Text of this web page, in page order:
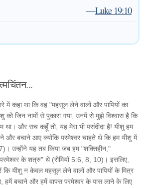
—Luke 19:10
में कहा था कि वह "महसूल लेने वालों और पापियों का
को जिन नामों से पुकारा गया, उनमें से मुझे विश्वास है कि
था। और सच कहूँ तो, यह मेरा भी पसंदीदा है! यीशु हम
और बचाने आए क्योंकि परमेश्वर चाहते थे कि हम यीशु में
उन्होंने यह तब किया जब हम "शक्तिहीन,"
के शत्रु" थे (रोमियों 5:6, 8, 10)। इसलिए,
कि यीशु न केवल महसूल लेने वालों और पापियों के मित्र
हमें बचाने और हमें वापस परमेश्वर के पास लाने के लिए